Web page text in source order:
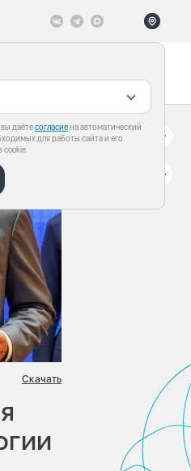
даётесогласиена автоматический
для работы сайта и его
Скачать